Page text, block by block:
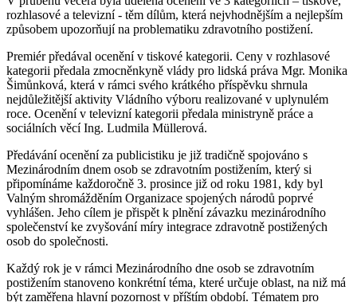
rozhlasové a televizní - těm dílům, která nejvhodnějším a nejlepším
způsobem upozorňují na problematiku zdravotního postižení.
Premiér předával ocenění v tiskové kategorii. Ceny v rozhlasové
kategorii předala zmocněnkyně vlády pro lidská práva Mgr. Monika
Šimůnková, která v rámci svého krátkého příspěvku shrnula
nejdůležitější aktivity Vládního výboru realizované v uplynulém
roce. Ocenění v televizní kategorii předala ministryně práce a
sociálních věcí Ing. Ludmila Müllerová.
Předávání ocenění za publicistiku je již tradičně spojováno s
Mezinárodním dnem osob se zdravotním postižením, který si
připomínáme každoročně 3. prosince již od roku 1981, kdy byl
Valným shromážděním Organizace spojených národů poprvé
vyhlášen. Jeho cílem je přispět k plnění závazku mezinárodního
společenství ke zvyšování míry integrace zdravotně postižených
osob do společnosti.
Každý rok je v rámci Mezinárodního dne osob se zdravotním
postižením stanoveno konkrétní téma, které určuje oblast, na niž má
být zaměřena hlavní pozornost v příštím období. Tématem pro